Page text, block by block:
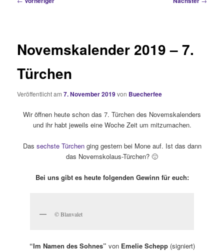
Novemskalender 2019 – 7.
Türchen
Veröffentlicht am7. November 2019von Buecherfee
Wir öffnen heute schon das 7. Türchen des Novemskalenders
und ihr habt jeweils eine Woche Zeit um mitzumachen.
Das sechste Türchenging gestern bei Mone auf. Ist das dann
das Novemskolaus-Türchen? 🙂
Bei uns gibt es heute folgenden Gewinn für euch:
© Blanvalet
“Im Namen des Sohnes” von Emelie Schepp(signiert)